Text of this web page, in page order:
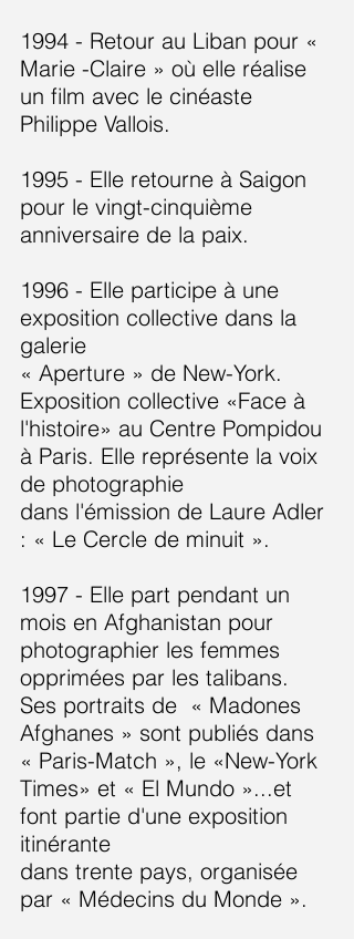
1994 - Retour au Liban pour «
Marie -Claire » où elle réalise
un film avec le cinéaste
Philippe Vallois.
1995 - Elle retourne à Saigon
pour le vingt-cinquième
anniversaire de la paix.
1996 - Elle participe à une
exposition collective dans la
galerie
« Aperture » de New-York.
Exposition collective «Face à
l'histoire» au Centre Pompidou
à Paris. Elle représente la voix
de photographie
dans l'émission de Laure Adler
: « Le Cercle de minuit ».
1997 - Elle part pendant un
mois en Afghanistan pour
photographier les femmes
opprimées par les talibans.
Ses portraits de « Madones
Afghanes » sont publiés dans
« Paris-Match », le «New-York
Times» et « El Mundo »...et
font partie d'une exposition
itinérante
dans trente pays, organisée
par « Médecins du Monde ».